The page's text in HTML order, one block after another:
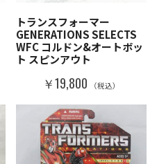
トランスフォーマー
GENERATIONS SELECTS
WFC コルドン&オートボッ
ト スピンアウト
￥19,800 （税込）